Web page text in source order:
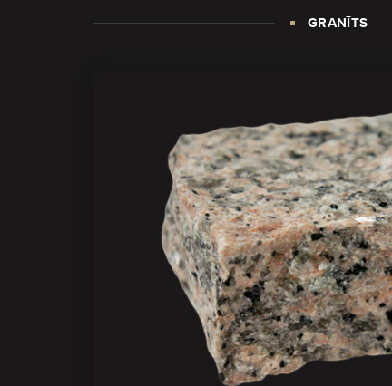
GRANĪTS